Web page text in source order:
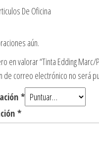
De Oficina
aún.
en valorar “Tinta Edding Marc/
de correo electrónico no será
*
*